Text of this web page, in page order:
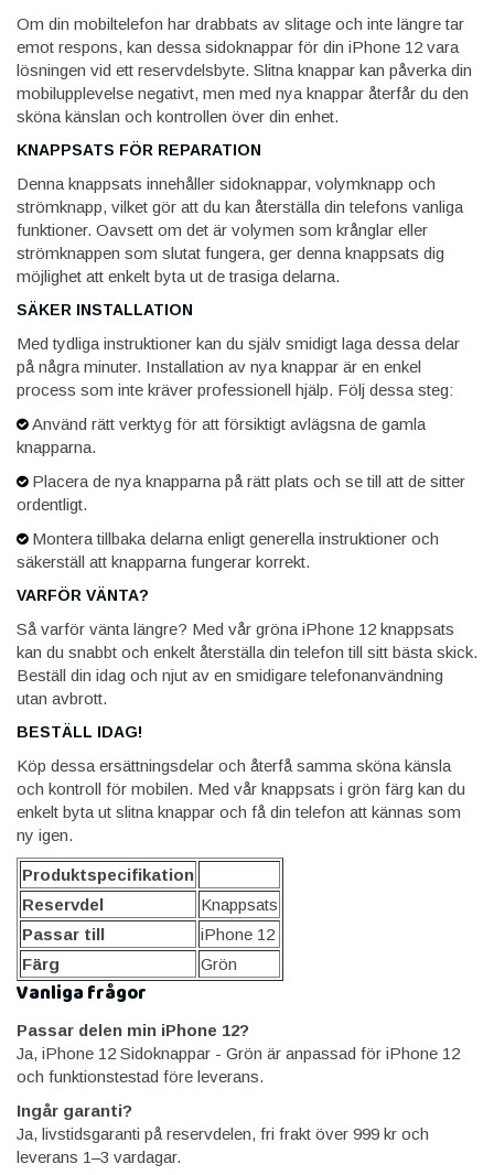
Om din mobiltelefon har drabbats av slitage och inte längre tar
emot respons, kan dessa sidoknappar för din iPhone 12 vara
lösningen vid ett reservdelsbyte. Slitna knappar kan påverka din
mobilupplevelse negativt, men med nya knappar återfår du den
sköna känslan och kontrollen över din enhet.
KNAPPSATS FÖR REPARATION
Denna knappsats innehåller sidoknappar, volymknapp och
strömknapp, vilket gör att du kan återställa din telefons vanliga
funktioner. Oavsett om det är volymen som krånglar eller
strömknappen som slutat fungera, ger denna knappsats dig
möjlighet att enkelt byta ut de trasiga delarna.
SÄKER INSTALLATION
Med tydliga instruktioner kan du själv smidigt laga dessa delar
på några minuter. Installation av nya knappar är en enkel
process som inte kräver professionell hjälp. Följ dessa steg:
Använd rätt verktyg för att försiktigt avlägsna de gamla
knapparna.
Placera de nya knapparna på rätt plats och se till att de sitter
ordentligt.
Montera tillbaka delarna enligt generella instruktioner och
säkerställ att knapparna fungerar korrekt.
VARFÖR VÄNTA?
Så varför vänta längre? Med vår gröna iPhone 12 knappsats
kan du snabbt och enkelt återställa din telefon till sitt bästa skick.
Beställ din idag och njut av en smidigare telefonanvändning
utan avbrott.
BESTÄLL IDAG!
Köp dessa ersättningsdelar och återfå samma sköna känsla
och kontroll för mobilen. Med vår knappsats i grön färg kan du
enkelt byta ut slitna knappar och få din telefon att kännas som
ny igen.
Produktspecifikation
Reservdel
Knappsats
Passar till
iPhone 12
Färg
Grön
Vanliga frågor
Passar delen min iPhone 12?
Ja, iPhone 12 Sidoknappar - Grön är anpassad för iPhone 12
och funktionstestad före leverans.
Ingår garanti?
Ja, livstidsgaranti på reservdelen, fri frakt över 999 kr och
leverans 1–3 vardagar.